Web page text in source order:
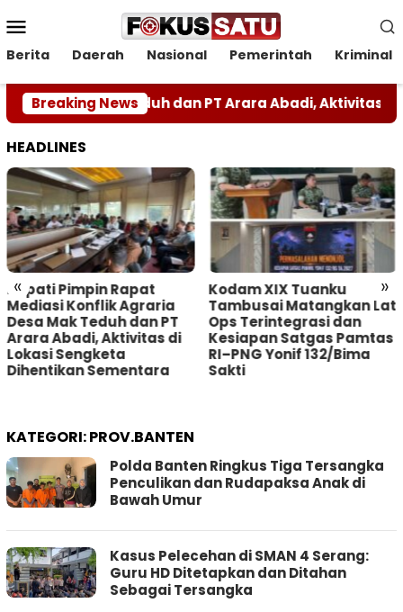
ke
kontenMobile
Berita Daerah Nasional Pemerintah Kriminal
Breaking News
Mak Teduh dan PT Arara Abadi, Aktivitas di
HEADLINES
« »
Rapat
Agraria
Teduh dan PT
Aktivitas di
Sementara
Kodam XIX Tuanku
Tambusai Matangkan Lat
Ops Terintegrasi dan
Kesiapan Satgas Pamtas
RI–PNG Yonif 132/Bima
Sakti
Aksi
Pesisir
KATEGORI:PROV.BANTEN
Polda Banten Ringkus Tiga Tersangka
Penculikan dan Rudapaksa Anak di
Bawah Umur
Kasus Pelecehan di SMAN 4 Serang:
Guru HD Ditetapkan dan Ditahan
Sebagai Tersangka